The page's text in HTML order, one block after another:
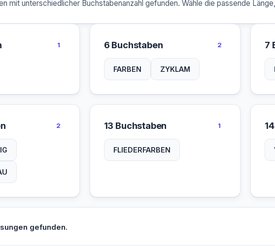
mit unterschiedlicher Buchstabenanzahl gefunden. Wähle die passende
1 6 Buchstaben 2
FARBEN ZYKLAM
7
2 13 Buchstaben 1
FLIEDERFARBEN
gefunden.